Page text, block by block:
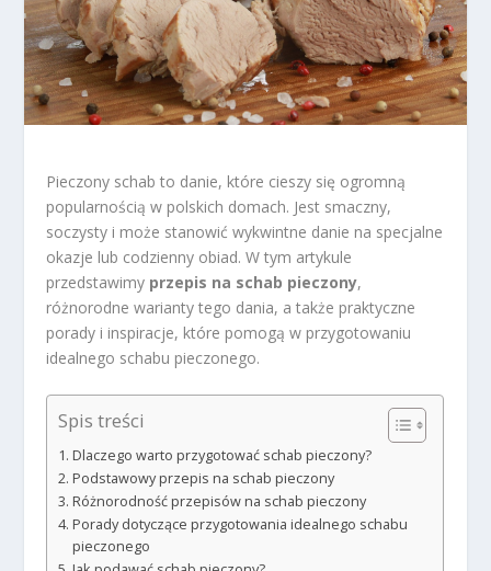
Pieczony schab to danie, które cieszy się ogromną
popularnością w polskich domach. Jest smaczny,
soczysty i może stanowić wykwintne danie na specjalne
okazje lub codzienny obiad. W tym artykule
przedstawimy przepis na schab pieczony,
różnorodne warianty tego dania, a także praktyczne
porady i inspiracje, które pomogą w przygotowaniu
idealnego schabu pieczonego.
Spis treści
Dlaczego warto przygotować schab pieczony?
Podstawowy przepis na schab pieczony
Różnorodność przepisów na schab pieczony
Porady dotyczące przygotowania idealnego schabu
pieczonego